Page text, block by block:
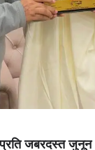
जबरदस्त जुनून